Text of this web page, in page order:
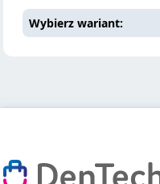
Wybierz wariant